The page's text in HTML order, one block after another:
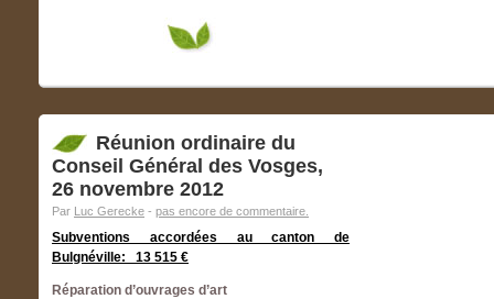
Réunion ordinaire du
Conseil Général des Vosges,
26 novembre 2012
Par Luc Gerecke - pas encore de commentaire.
Subventions accordées au canton de
Bulgnéville: 13 515 €
Réparation d’ouvrages d’art